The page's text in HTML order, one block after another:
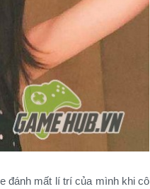
đánh mất lí trí của mình khi cô